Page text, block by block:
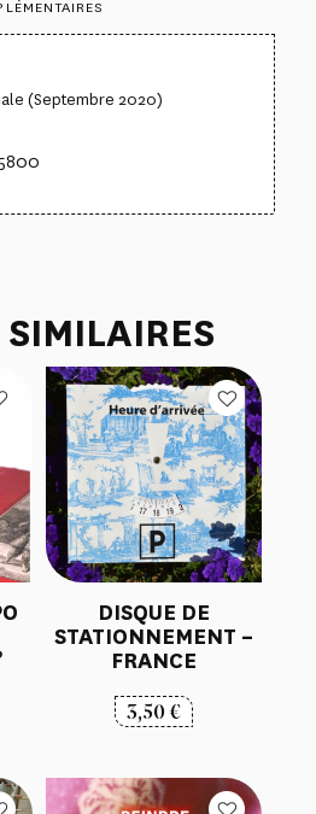
(Septembre 2020)
DISQUE DE
STATIONNEMENT –
FRANCE
3,50€